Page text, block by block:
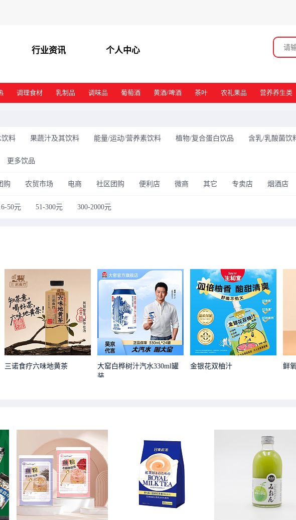
行业资讯 个人中心
调理食材 乳制品 调味品 葡萄酒 黄酒/啤酒 茶叶 农礼果品 营养养生类
饮料 果蔬汁及其饮料 能量/运动/营养素饮料 植物/复合蛋白饮品 含乳/乳酸菌饮
更多饮品
购 农贸市场 电商 社区团购 便利店 微商 其它 专卖店 烟酒店
50元 51-300元 300-2000元
三诺食疗六味地黄茶
大窑白桦树汁汽水330ml罐
装
金银花双柚汁 鲜